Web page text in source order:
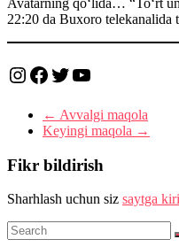
Avatarning qo‘lida… “To‘rt
22:20 da Buxoro telekanalida
Instagram
Facebook
Twitter
YouTube
← Avvalgi maqola
Keyingi maqola →
Fikr bildirish
Sharhlash uchun siz saytga